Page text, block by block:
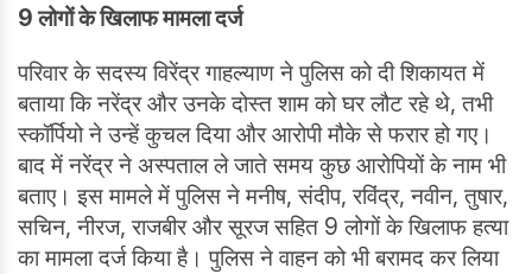
9 लोगों के खिलाफ मामला दर्ज
परिवार के सदस्य विरेंद्र गाहल्याण ने पुलिस को दी शिकायत में
बताया कि नरेंद्र और उनके दोस्त शाम को घर लौट रहे थे, तभी
स्कॉर्पियो ने उन्हें कुचल दिया और आरोपी मौके से फरार हो गए।
बाद में नरेंद्र ने अस्पताल ले जाते समय कुछ आरोपियों के नाम भी
बताए। इस मामले में पुलिस ने मनीष, संदीप, रविंद्र, नवीन, तुषार,
सचिन, नीरज, राजबीर और सूरज सहित 9 लोगों के खिलाफ हत्या
का मामला दर्ज किया है। पुलिस ने वाहन को भी बरामद कर लिया